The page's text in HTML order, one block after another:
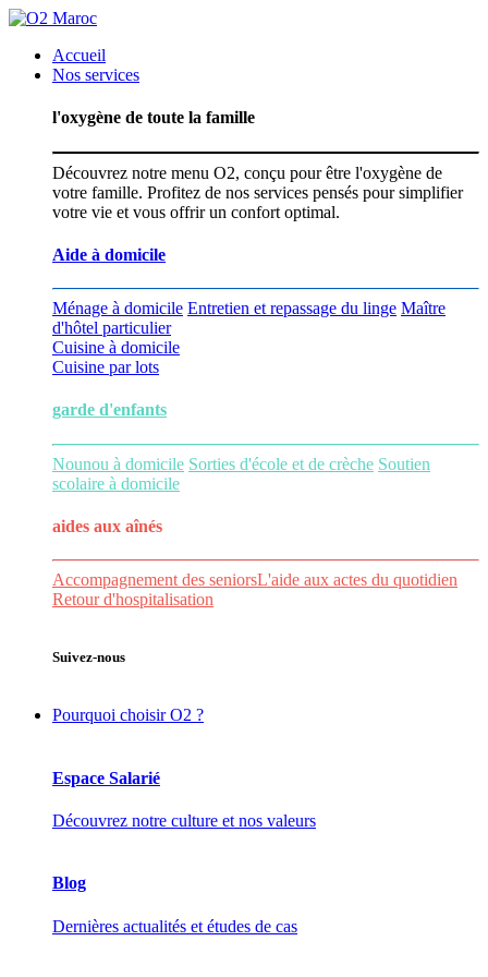
Accueil
Nos services
l'oxygène de toute la famille
Découvrez notre menu O2, conçu pour être l'oxygène de
votre famille. Profitez de nos services pensés pour simplifier
votre vie et vous offrir un confort optimal.
Aide à domicile
Ménage à domicile Entretien et repassage du linge Maître
d'hôtel particulier
Cuisine à domicile
Cuisine par lots
garde d'enfants
Nounou à domicile Sorties d'école et de crèche Soutien
scolaire à domicile
aides aux aînés
Accompagnement des seniorsL'aide aux actes du quotidien
Retour d'hospitalisation
Suivez-nous
Pourquoi choisir O2 ?
Espace Salarié
Découvrez notre culture et nos valeurs
Blog
Dernières actualités et études de cas